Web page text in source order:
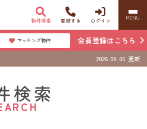
物件検索 電話する ログイン MENU
マッチング物件 会員登録はこちら
2026.08.06 更新
検索